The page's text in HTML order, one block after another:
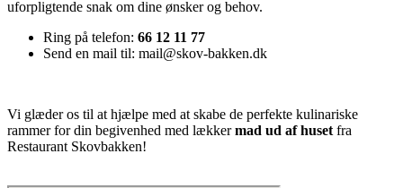
uforpligtende snak om dine ønsker og behov.
Ring på telefon: 66 12 11 77
Send en mail til: mail@skov-bakken.dk
Vi glæder os til at hjælpe med at skabe de perfekte kulinariske
rammer for din begivenhed med lækkermad ud af huset fra
Restaurant Skovbakken!